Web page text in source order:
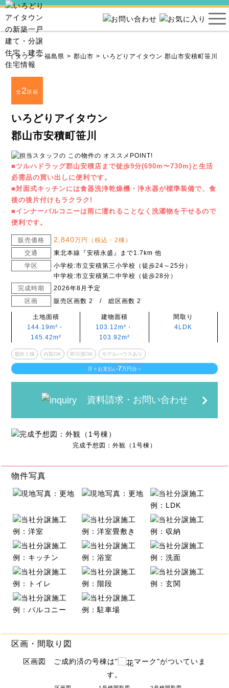
イタウン 福島県 郡山市 いろどりアイタウン 郡山市安積町笹川
全2区画
いろどりアイタウン
郡山市安積町笹川
■ツルハドラッグ郡山安積店まで徒歩9分(690m〜730m)と生活
必需品の買い出しに便利です。
■対面式キッチンには食器洗浄乾燥機・浄水器が標準装備で、食
後の後片付けもラクラク!
■インナーバルコニーは雨に濡れることなく洗濯物を干せるので
便利です。
販売価格 2,840万円（税込・2棟）
交通
東北本線『安積永盛』まで1.7km 他
学区
小学校:市立安積第三小学校（徒歩24～25分）
中学校:市立安積第二中学校（徒歩28分）
完成時期
2026年8月予定
区画
販売区画数 2 / 総区画数 2
土地面積
144.19m²・
145.42m²
建物面積
103.12m²・
103.92m²
間取り
4LDK
最終１棟 内覧OK 即引渡OK モデルハウスあり
月々お支払い7万円台～
資料請求・お問い合わせ
完成予想図：外観（1号棟）
区画・間取り図
区画図 ご成約済の号棟は"
マーク"がついていま
す。
物件写真